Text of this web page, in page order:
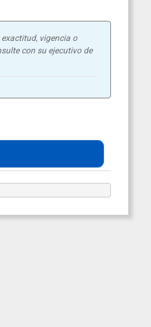
vigencia o
con su ejecutivo de